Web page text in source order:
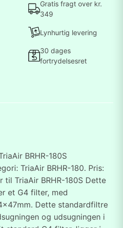
Gratis fragt over kr.
349
Lynhurtig levering
30 dages
fortrydelsesret
BRHR-180S
TriaAir BRHR-180. Pris:
til TriaAir BRHR-180S Dette
et G4 filter, med
Dette standardfiltre
og udsugningen i